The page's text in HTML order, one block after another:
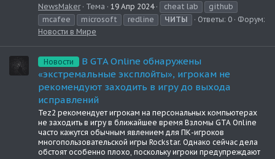
NewsMaker
Тема 19 Апр 2024 cheat lab
github
mcafee
microsoft redline ЧИТЫ Ответы: 0
Форум:
Новости в Мире
Новости
В GTA Online обнаружены
«экстремальные эксплойты», игрокам не
рекомендуют заходить в игру до выхода
исправлений
Tez2 рекомендует игрокам на персональных компьютерах
не заходить в игру в ближайшее время Взломы GTA Online
часто кажутся обычным явлением для ПК-игроков
многопользовательской игры Rockstar. Однако сейчас дела
обстоят особенно плохо, поскольку игроки предупреждают